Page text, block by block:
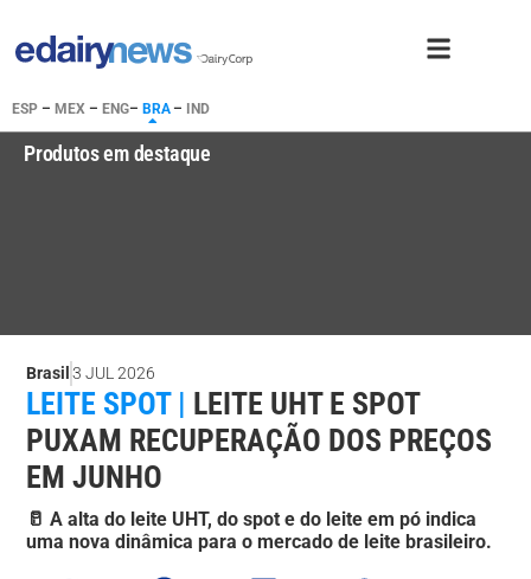
ESP – MEX – ENG– BRA– IND
Produtos em destaque
Brasil 3 JUL 2026
LEITE SPOT | LEITE UHT E SPOT
PUXAM RECUPERAÇÃO DOS PREÇOS
EM JUNHO
🥛 A alta do leite UHT, do spot e do leite em pó indica
uma nova dinâmica para o mercado de leite brasileiro.